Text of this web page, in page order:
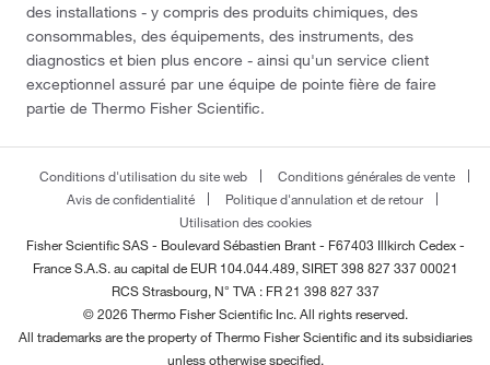
des installations - y compris des produits chimiques, des
consommables, des équipements, des instruments, des
diagnostics et bien plus encore - ainsi qu'un service client
exceptionnel assuré par une équipe de pointe fière de faire
partie de Thermo Fisher Scientific.
Conditions d'utilisation du site web
Conditions générales de vente
Avis de confidentialité
Politique d'annulation et de retour
Utilisation des cookies
Fisher Scientific SAS - Boulevard Sébastien Brant - F67403 Illkirch Cedex -
FranceS.A.S. au capital de EUR 104.044.489, SIRET 398 827 337 00021
RCS Strasbourg, N° TVA : FR 21 398 827 337
© 2026 Thermo Fisher Scientific Inc. All rights reserved.
All trademarks are the property of Thermo Fisher Scientific and its subsidiaries
unless otherwise specified.